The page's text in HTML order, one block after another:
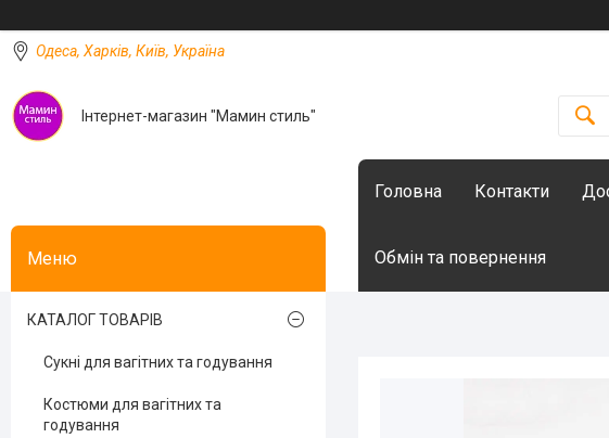
Одеса, Харків, Київ, Україна
Інтернет-магазин "Мамин стиль"
Головна Контакти
Обмін та повернення
КАТАЛОГ ТОВАРІВ
Сукні для вагітних та годування
Костюми для вагітних та
годування